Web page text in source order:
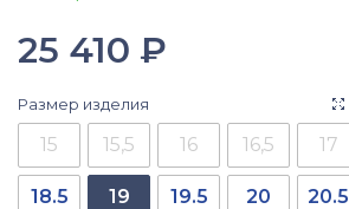
25 410 ₽
Размер изделия 
15 15,5 16 16,5 17
18.5 19 19.5 20 20.5